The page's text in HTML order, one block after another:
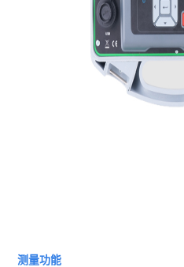
测量功能